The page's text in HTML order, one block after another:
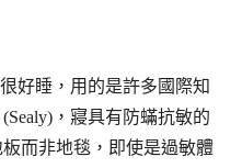
好睡，用的是許多國際知
，寢具有防蟎抗敏的
而非地毯，即使是過敏體